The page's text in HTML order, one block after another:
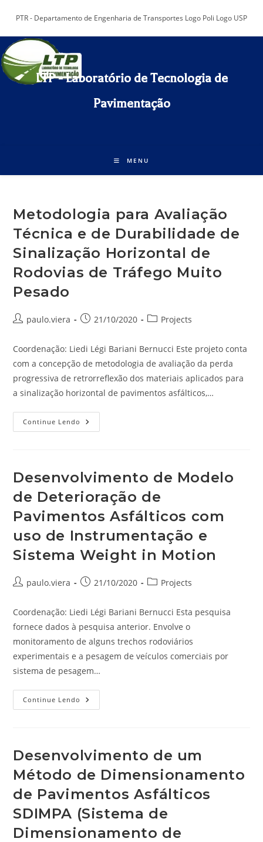
para
o
conteúdo
PTR - Departamento de Engenharia de Transportes Logo Poli Logo USP
LTP - Laboratório de Tecnologia de
Pavimentação​
MENU
Metodologia para Avaliação
Técnica e de Durabilidade de
Sinalização Horizontal de
Rodovias de Tráfego Muito
Pesado
Autor
post:
paulo.viera
Post21/10/2020
Categoria
Projects
Coordenação: Liedi Légi Bariani Bernucci Este projeto conta
com a concepção de metodologia de avaliação da perda
progressiva de retrorreflexão dos materiais aplicados para
a sinalização horizontal de pavimentos asfálticos,…
Continue Lendo Metodologia
Para
Durabilidade
De
Horizontal
De
Rodovias
De
Tráfego
Muito
Desenvolvimento de Modelo
de Deterioração de
Pavimentos Asfálticos com
uso de Instrumentação e
Sistema Weight in Motion
Autor
post:
paulo.viera
Post21/10/2020
Categoria
Projects
Coordenação: Liedi Légi Bariani Bernucci Esta pesquisa
fornece dados à pesquisa anterior. Envolve o
monitoramento de alguns trechos rodoviários
experimentais e a pesagem de veículos comerciais por
sistema de pesagem…
Continue Lendo Desenvolvimento
De
Pavimentos
Asfálticos
Uso
De
Instrumentação
E
Sistema
Weight
In
Motion
Desenvolvimento de um
Método de Dimensionamento
de Pavimentos Asfálticos
SDIMPA (Sistema de
Dimensionamento de